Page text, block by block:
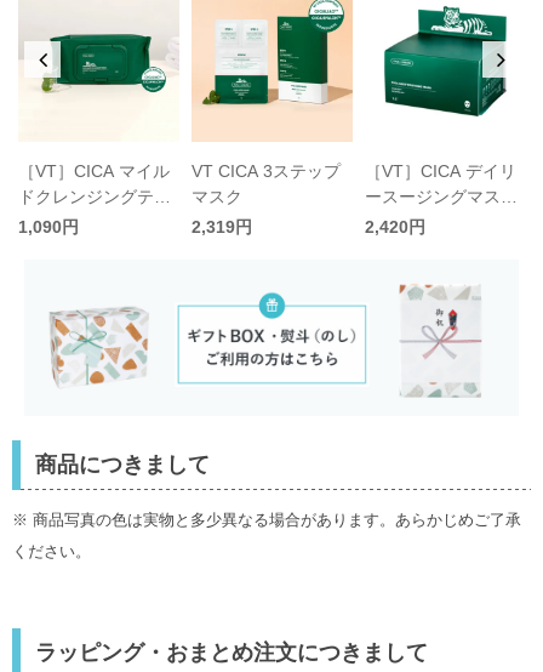
［VT］CICA マイル
ドクレンジングティ
ッシュ／ブイティ
1,090円
VT CICA 3ステップ
マスク
2,319円
［VT］CICA デイリ
ースージングマスク
／ブイティ
2,420円
商品につきまして
※ 商品写真の色は実物と多少異なる場合があります。あらかじめご了承
ください。
ラッピング・おまとめ注文につきまして